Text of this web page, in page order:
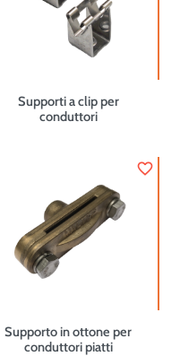
Supporti a clip per
conduttori
Supporto in ottone per
conduttori piatti
favorite_border